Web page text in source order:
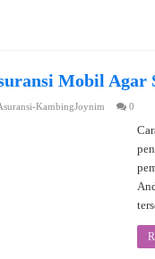
Mobil Agar
KambingJoynim 0